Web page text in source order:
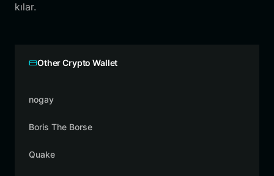
kılar.
Other Crypto Wallet
nogay
Boris The Borse
Quake